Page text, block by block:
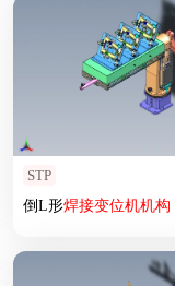
STP
倒L形焊接变位机机构